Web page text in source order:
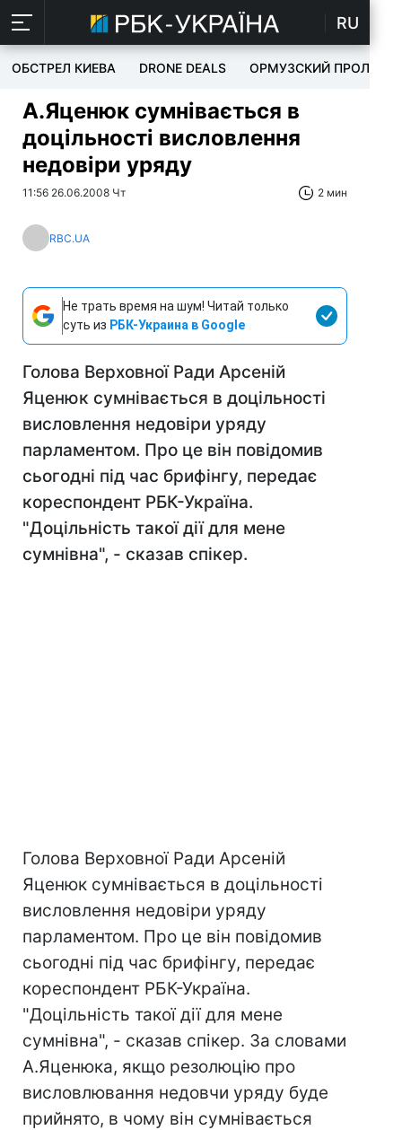
RU
ОБСТРЕЛ КИЕВА DRONE DEALS ОРМУЗСКИЙ ПРОЛИВ
А.Яценюк сумнівається в
доцільності висловлення
недовіри уряду
11:56 26.06.2008 Чт 2 мин
RBC.UA
Не трать время на шум! Читай только
суть из РБК-Украина в Google
Голова Верховної Ради Арсеній
Яценюк сумнівається в доцільності
висловлення недовіри уряду
парламентом. Про це він повідомив
сьогодні під час брифінгу, передає
кореспондент РБК-Україна.
"Доцільність такої дії для мене
сумнівна", - сказав спікер.
Голова Верховної Ради Арсеній
Яценюк сумнівається в доцільності
висловлення недовіри уряду
парламентом. Про це він повідомив
сьогодні під час брифінгу, передає
кореспондент РБК-Україна.
"Доцільність такої дії для мене
сумнівна", - сказав спікер. За словами
А.Яценюка, якщо резолюцію про
висловлювання недовчи уряду буде
прийнято, в чому він сумнівається